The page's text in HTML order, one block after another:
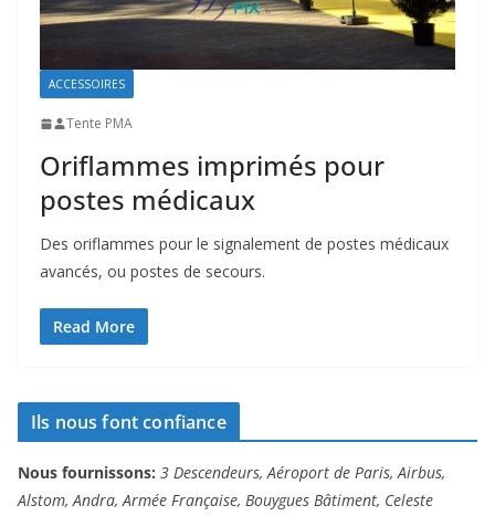
ACCESSOIRES
Tente PMA
Oriflammes imprimés pour
postes médicaux
Des oriflammes pour le signalement de postes médicaux
avancés, ou postes de secours.
Read More
Ils nous font confiance
Nous fournissons: 3 Descendeurs, Aéroport de Paris, Airbus,
Alstom, Andra, Armée Française, Bouygues Bâtiment, Celeste